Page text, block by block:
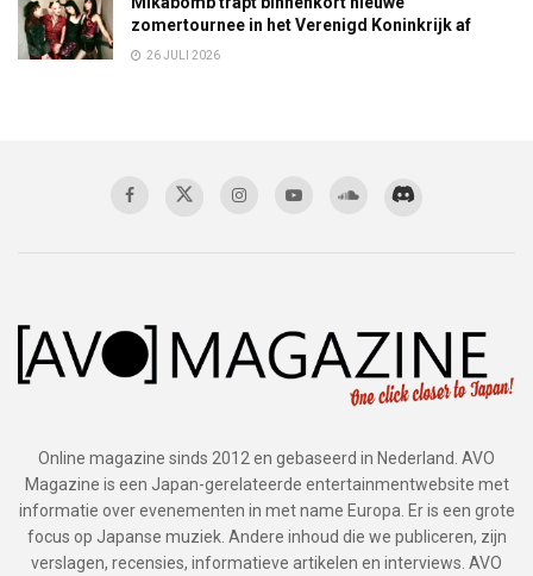
zomertournee in het Verenigd Koninkrijk af
26 JULI 2026
Online magazine sinds 2012 en gebaseerd in Nederland. AVO
Magazine is een Japan-gerelateerde entertainmentwebsite met
informatie over evenementen in met name Europa. Er is een grote
focus op Japanse muziek. Andere inhoud die we publiceren, zijn
verslagen, recensies, informatieve artikelen en interviews. AVO